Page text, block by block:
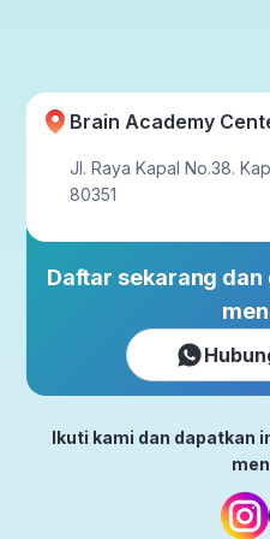
Brain Academy
Jl. Raya Kapal No.38.
80351
Daftar sekarang
Ikuti kami dan dapatkan